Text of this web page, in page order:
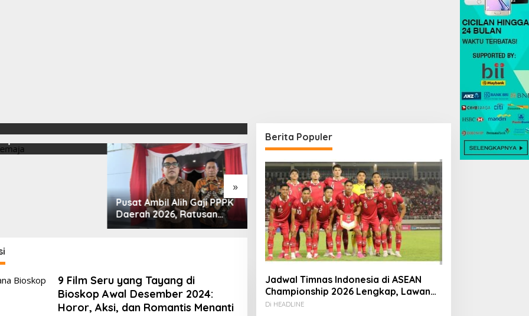
»
Pusat Ambil Alih Gaji PPPK
Daerah 2026, Ratusan
Pemda Bisa Bernapas Lega
Anak di Jabodetabek:
Liburan Keluarga yang
Menyegarkan dan Penuh
Makna
Jendela Fiksi, Tak Seindah
Layar Di Depan Panggung
9 Film Seru yang Tayang di
Bioskop Awal Desember 2024:
Horor, Aksi, dan Romantis Menanti
Berita Populer
Jadwal Timnas Indonesia di ASEAN
Championship 2026 Lengkap, Lawan
Kamboja hingga Vietnam
Di HEADLINE